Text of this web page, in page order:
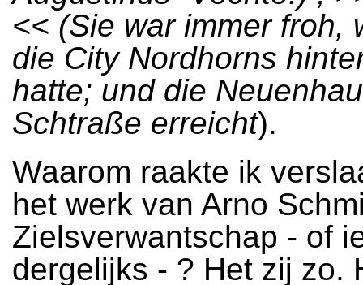
<< (Sie war immer froh,
die City Nordhorns
hatte; und die
Schtraße erreicht).
Waarom raakte ik
het werk van Arno
Zielsverwantschap - of
dergelijks - ? Het zij zo.